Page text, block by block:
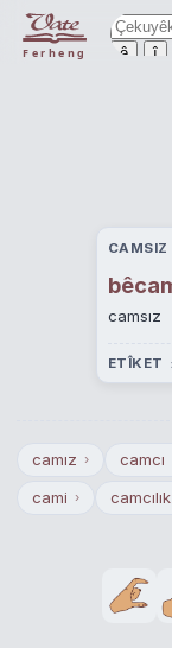
Ferheng ê î
CAMSIZ
camsız
ETÎKET
camız › camcı
cami › camcılık